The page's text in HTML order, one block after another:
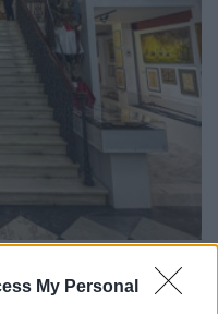
My Personal
Παλιγγενεσία» –
στο Διοικητήριο της